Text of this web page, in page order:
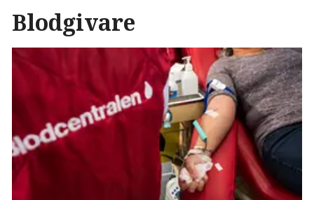
Blodgivare